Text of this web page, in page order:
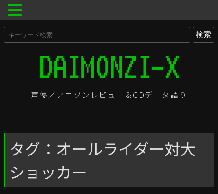
声優／アニソンレビュー＆CDデータ語り
タグ：オールライダー対大
ショッカー